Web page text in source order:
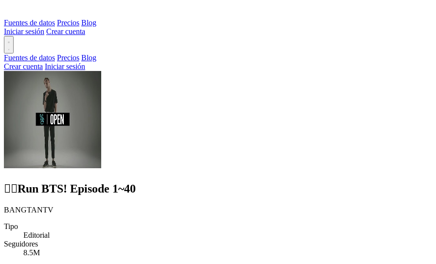
Fuentes de datos Precios Blog
Iniciar sesión Crear cuenta
Fuentes de datos Precios Blog
Crear cuenta Iniciar sesión
🏃‍♂️Run BTS! Episode 1~40
BANGTANTV
Tipo
Editorial
Seguidores
8.5M